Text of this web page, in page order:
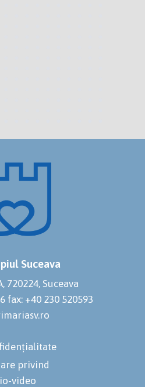
Suceava
720224, Suceava
fax: +40 230 520593
privind
video